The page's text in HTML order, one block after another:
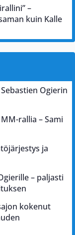
–
kuin Kalle
Ogierin
rallia – Sami
ja
– paljasti
kokenut